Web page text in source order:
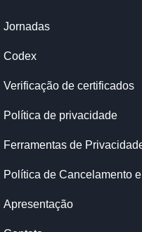
Jornadas
Codex
Verificação de certificados
Política de privacidade
Ferramentas de
Política de Cancelamento
Apresentação